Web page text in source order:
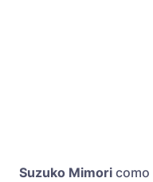
Suzuko Mimori como